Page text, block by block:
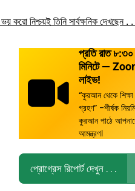
নিশ্চয়ই তিনি সার্বক্ষনিক দেখছেন . . .
প্রতি রাত ৮:৩০
মিনিটে —
লাইভ!
“কুরআন থেকে শিক্ষা
গ্রহণ” -শীর্ষক
কুরআন পাঠে
আমন্ত্রণ।
প্রোগ্রেস রিপোর্ট দেখুন . . .